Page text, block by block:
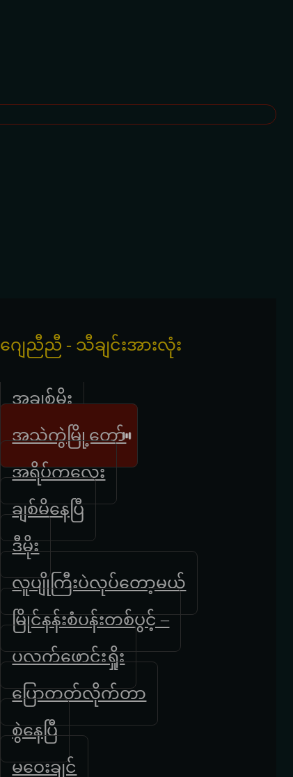
ဂျေညီညီ - သီချင်းအားလုံး
အချစ်မိုး
အသဲကွဲမြို့တော်
အရိပ်ကလေး
ချစ်မိနေပြီ
ဒီမိုး
လူပျိုကြီးပဲလုပ်တော့မယ်
မြိုင်နန်းစံပန်းတစ်ပွင့် –
ပလက်ဖောင်းရှိုး
ပြောတတ်လိုက်တာ
စွဲနေပြီ
မဝေးချင်